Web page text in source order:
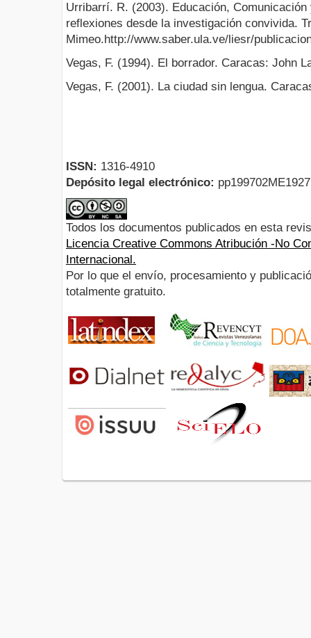
Urribarrí. R. (2003). Educación,
reflexiones desde la investigación convivida.
Mimeo.http://www.saber.ula.ve/liesr/
Vegas, F. (1994). El borrador. Caracas: John
Vegas, F. (2001). La ciudad sin lengua.
ISSN: 1316-4910
Depósito legal electrónico:
Todos los documentos publicados en esta
Licencia Creative Commons Atribución -No
Internacional.
Por lo que el envío, procesamiento y
totalmente gratuito.